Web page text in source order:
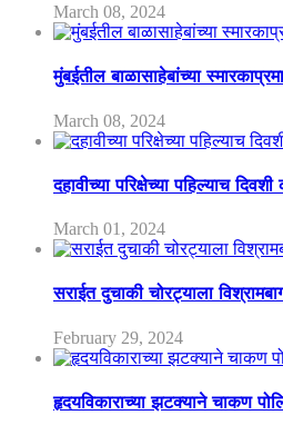
March 08, 2024
मुंबईतील बाळासाहेबांच्या
March 08, 2024
दहावीच्या परिक्षेच्या पहिल्याच दिवशी
March 01, 2024
सराईत दुचाकी चोरट्याला
February 29, 2024
हृदयविकाराच्या झटक्याने चाकण